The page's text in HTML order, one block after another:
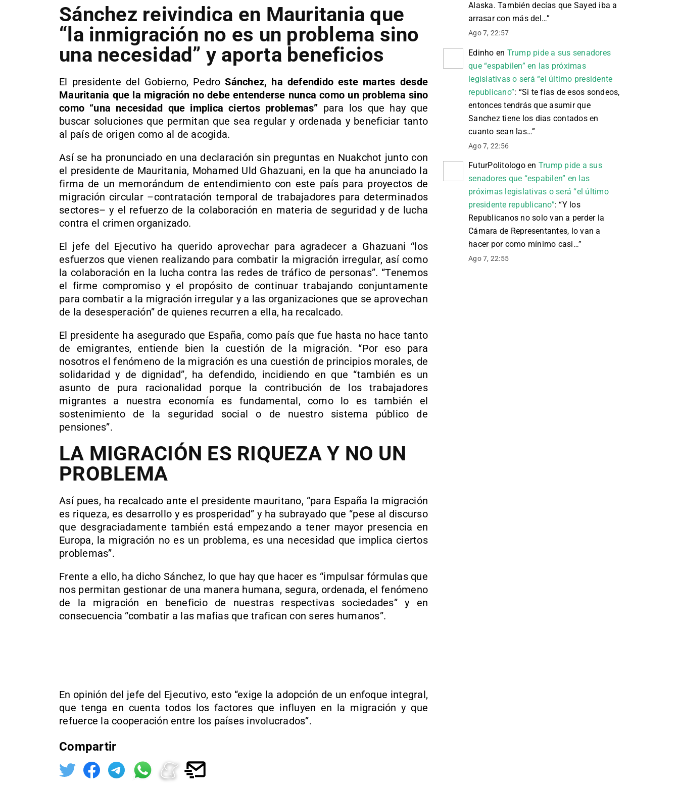
Sánchez reivindica en Mauritania que
“la inmigración no es un problema sino
una necesidad” y aporta beneficios
El presidente del Gobierno, PedroSánchez, ha defendido este martes desde
Mauritania que la migración no debe entenderse nunca como un problema sino
como “una necesidad que implica ciertos problemas” para los que hay que
buscar soluciones que permitan que sea regular y ordenada y beneficiar tanto
al país de origen como al de acogida.
Así se ha pronunciado en una declaración sin preguntas en Nuakchot junto con
el presidente de Mauritania, Mohamed Uld Ghazuani, en la que ha anunciado la
firma de un memorándum de entendimiento con este país para proyectos de
migración circular –contratación temporal de trabajadores para determinados
sectores– y el refuerzo de la colaboración en materia de seguridad y de lucha
contra el crimen organizado.
El jefe del Ejecutivo ha querido aprovechar para agradecer a Ghazuani “los
esfuerzos que vienen realizando para combatir la migración irregular, así como
la colaboración en la lucha contra las redes de tráfico de personas”. “Tenemos
el firme compromiso y el propósito de continuar trabajando conjuntamente
para combatir a la migración irregular y a las organizaciones que se aprovechan
de la desesperación” de quienes recurren a ella, ha recalcado.
El presidente ha asegurado que España, como país que fue hasta no hace tanto
de emigrantes, entiende bien la cuestión de la migración. “Por eso para
nosotros el fenómeno de la migración es una cuestión de principios morales, de
solidaridad y de dignidad”, ha defendido, incidiendo en que “también es un
asunto de pura racionalidad porque la contribución de los trabajadores
migrantes a nuestra economía es fundamental, como lo es también el
sostenimiento de la seguridad social o de nuestro sistema público de
pensiones”.
LA MIGRACIÓN ES RIQUEZA Y NO UN
PROBLEMA
Así pues, ha recalcado ante el presidente mauritano, “para España la migración
es riqueza, es desarrollo y es prosperidad” y ha subrayado que “pese al discurso
que desgraciadamente también está empezando a tener mayor presencia en
Europa, la migración no es un problema, es una necesidad que implica ciertos
problemas”.
Frente a ello, ha dicho Sánchez, lo que hay que hacer es “impulsar fórmulas que
nos permitan gestionar de una manera humana, segura, ordenada, el fenómeno
de la migración en beneficio de nuestras respectivas sociedades” y en
consecuencia “combatir a las mafias que trafican con seres humanos”.
En opinión del jefe del Ejecutivo, esto “exige la adopción de un enfoque integral,
que tenga en cuenta todos los factores que influyen en la migración y que
refuerce la cooperación entre los países involucrados”.
Compartir
Alaska. También decías que Sayed iba a
arrasar con más del…”
Ago 7, 22:57
Edinho en Trump pide a sus senadores
que “espabilen” en las próximas
legislativas o será “el último presidente
republicano”: “Si te fias de esos sondeos,
entonces tendrás que asumir que
Sanchez tiene los dias contados en
cuanto sean las…”
Ago 7, 22:56
FuturPolitologoen Trump pide a sus
senadores que “espabilen” en las
próximas legislativas o será “el último
presidente republicano”: “Y los
Republicanos no solo van a perder la
Cámara de Representantes, lo van a
hacer por como mínimo casi…”
Ago 7, 22:55